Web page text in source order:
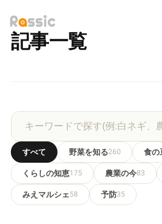
記事一覧
すべて 野菜を知る260 食の
くらしの知恵175 農業の今83
みえマルシェ58 予防35